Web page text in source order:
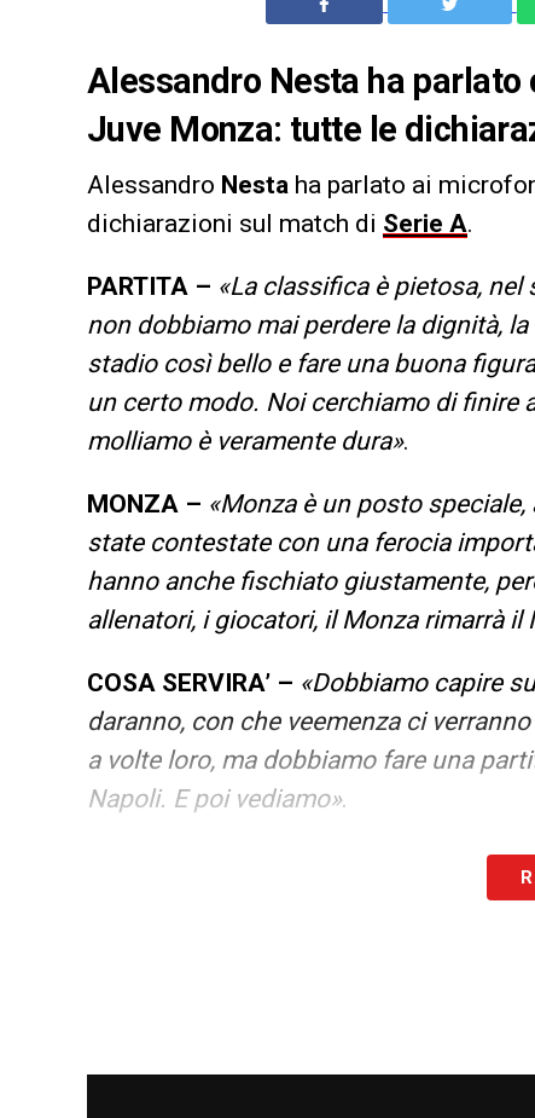
Alessandro Nesta ha
Juve Monza: tutte le
Alessandro Nesta ha parlato ai
dichiarazioni sul match di Serie A.
PARTITA – «La classifica è pietosa,
non dobbiamo mai perdere la dignità,
stadio così bello e fare una buona
un certo modo. Noi cerchiamo di finire
molliamo è veramente dura».
MONZA – «Monza è un posto
state contestate con una ferocia
hanno anche fischiato giustamente,
allenatori, i giocatori, il Monza rimarrà
COSA SERVIRA’ – «Dobbiamo capire
daranno, con che veemenza ci
a volte loro, ma dobbiamo fare una
Napoli. E poi vediamo».
LA PLAYLIST DELLE NOSTRE TOP